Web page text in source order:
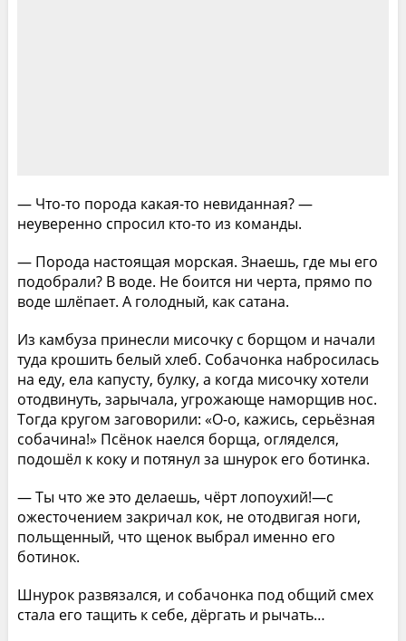
— Что-то порода какая-то невиданная? —
неуверенно спросил кто-то из команды.
— Порода настоящая морская. Знаешь, где мы его
подобрали? В воде. Не боится ни черта, прямо по
воде шлёпает. А голодный, как сатана.
Из камбуза принесли мисочку с борщом и начали
туда крошить белый хлеб. Собачонка набросилась
на еду, ела капусту, булку, а когда мисочку хотели
отодвинуть, зарычала, угрожающе наморщив нос.
Тогда кругом заговорили: «О-о, кажись, серьёзная
собачина!» Псёнок наелся борща, огляделся,
подошёл к коку и потянул за шнурок его ботинка.
— Ты что же это делаешь, чёрт лопоухий!—с
ожесточением закричал кок, не отодвигая ноги,
польщенный, что щенок выбрал именно его
ботинок.
Шнурок развязался, и собачонка под общий смех
стала его тащить к себе, дёргать и рычать…